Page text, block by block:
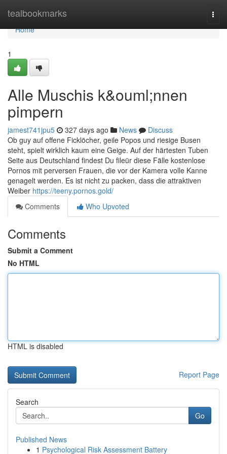
tealbookmarks
Home
Home
1
Alle Muschis k&ouml;nnen
pimpern
jamest741jpu5 327 days ago News
Discuss
Ob guy auf offene Ficklöcher, geile Popos und riesige Busen
steht, spielt wirklich kaum eine Geige. Auf der härtesten Tuben
Seite aus Deutschland findest Du fileür diese Fälle kostenlose
Pornos mit perversen Frauen, die vor der Kamera volle Kanne
genagelt werden. Es ist nicht zu packen, dass die attraktiven
Weiber https://teeny.pornos.gold/
Comments
Who Upvoted
Comments
Submit a Comment
No HTML
HTML is disabled
Report Page
Search
Go
Published News
1 Psychological Risk Assessment Battery